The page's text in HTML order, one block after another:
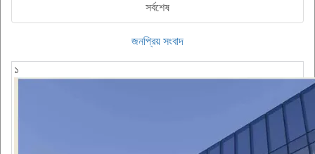
সর্বশেষ
জনপ্রিয় সংবাদ
১